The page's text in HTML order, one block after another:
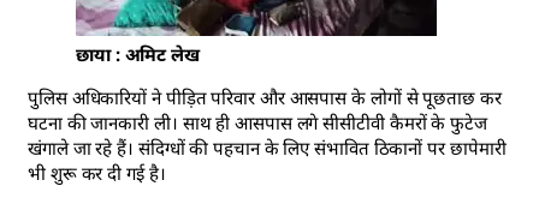
छाया : अमिट लेख
पुलिस अधिकारियों ने पीड़ित परिवार और आसपास के लोगों से पूछताछ कर
घटना की जानकारी ली। साथ ही आसपास लगे सीसीटीवी कैमरों के फुटेज
खंगाले जा रहे हैं। संदिग्धों की पहचान के लिए संभावित ठिकानों पर छापेमारी
भी शुरू कर दी गई है।